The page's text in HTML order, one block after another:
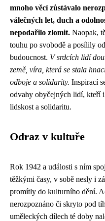
mnoho věcí zůstávalo
válečných let, duch a
nepodařilo zlomit. Naopak,
touhu po svobodě a posílily
budoucnost. V srdcích lidí
země, víra, která se stala
odboje a solidarity. Inspirací
odvahy obyčejných lidí, kteří
lidskost a solidaritu.
Odraz v kultuře
Rok 1942 a události s ním
těžkými časy, v sobě nesly i
promítly do kulturního dění.
nerozpoznáno či skryto pod
uměleckých dílech té doby